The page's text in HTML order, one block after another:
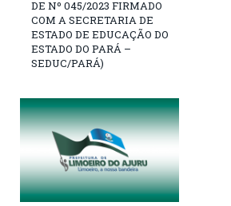
DE Nº 045/2023 FIRMADO
COM A SECRETARIA DE
ESTADO DE EDUCAÇÃO DO
ESTADO DO PARÁ –
SEDUC/PARÁ)